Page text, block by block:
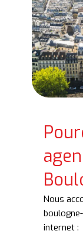
Nous
internet :